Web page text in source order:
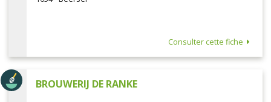
Consulter cette fiche
BROUWERIJ DE RANKE